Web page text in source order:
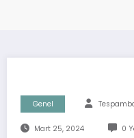
Genel
Mart 25, 2024 0